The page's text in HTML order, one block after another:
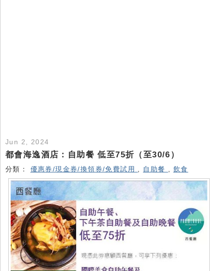
Jun 2, 2024
都會海逸酒店：自助餐 低至75折（至30/6）
分類： 優惠券/現金券/換領券/免費試用 自助餐 飲食